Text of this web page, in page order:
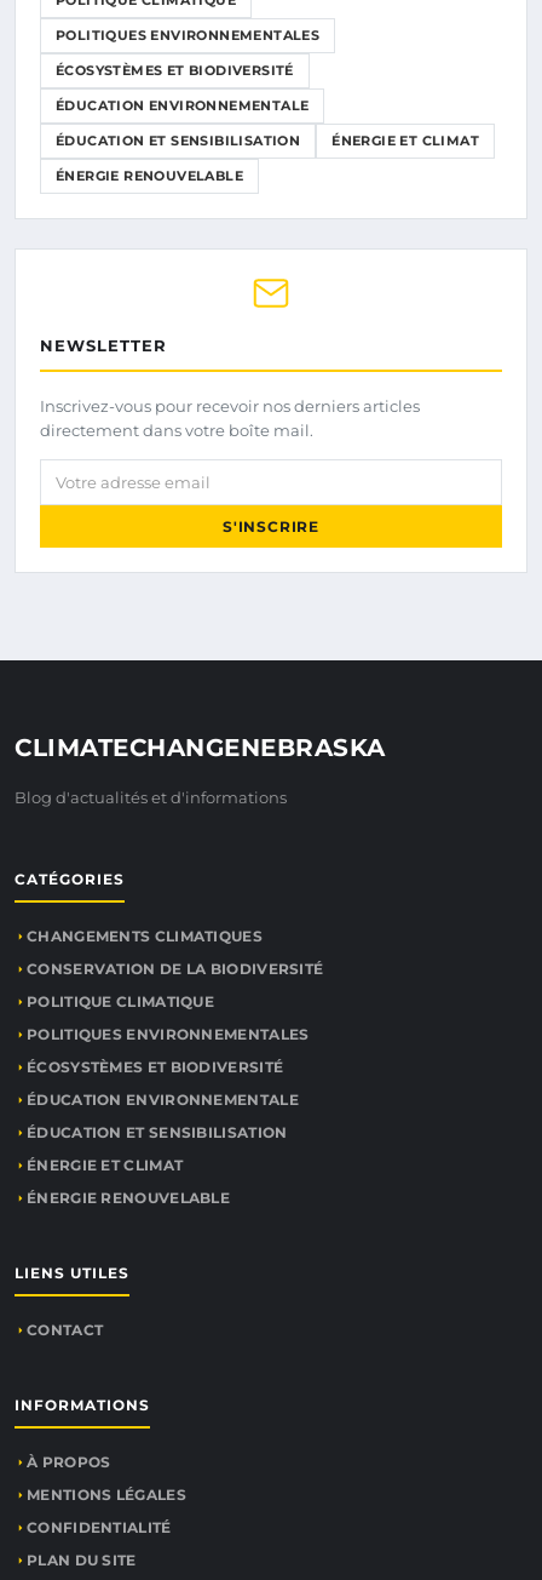
POLITIQUES ENVIRONNEMENTALES
ÉCOSYSTÈMES ET BIODIVERSITÉ
ÉDUCATION ENVIRONNEMENTALE
ÉDUCATION ET SENSIBILISATION ÉNERGIE ET CLIMAT
ÉNERGIE RENOUVELABLE
NEWSLETTER
Inscrivez-vous pour recevoir nos derniers articles
directement dans votre boîte mail.
Votre adresse email
S'INSCRIRE
CLIMATECHANGENEBRASKA
Blog d'actualités et d'informations
CATÉGORIES
CHANGEMENTS CLIMATIQUES
CONSERVATION DE LA BIODIVERSITÉ
POLITIQUE CLIMATIQUE
POLITIQUES ENVIRONNEMENTALES
ÉCOSYSTÈMES ET BIODIVERSITÉ
ÉDUCATION ENVIRONNEMENTALE
ÉDUCATION ET SENSIBILISATION
ÉNERGIE ET CLIMAT
ÉNERGIE RENOUVELABLE
LIENS UTILES
CONTACT
INFORMATIONS
À PROPOS
MENTIONS LÉGALES
CONFIDENTIALITÉ
PLAN DU SITE